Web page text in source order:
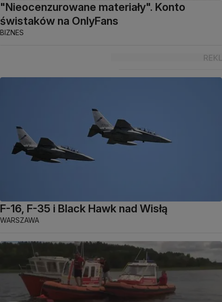
"Nieocenzurowane materiały". Konto
świstaków na OnlyFans
BIZNES
F-16, F-35 i Black Hawk nad Wisłą
WARSZAWA